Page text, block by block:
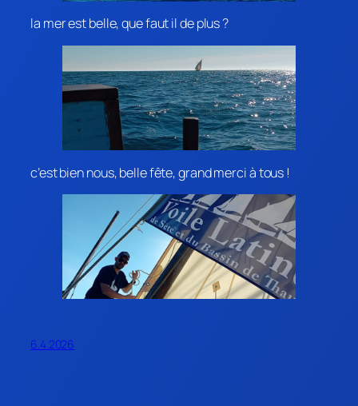
la mer est belle, que faut il de plus ?
c’est bien nous, belle fête, grand merci à tous !
6.4.2026